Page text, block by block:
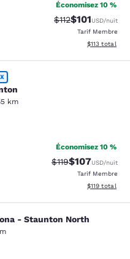
Économisez 10 %
Tarif barré :
$112Tarif réduit :
$101USD/nuit
Tarif Membre
Afficher les
$113 total
km
3150 commentaires
Économisez 10 %
Tarif barré :
$119Tarif réduit :
$107USD/nuit
Tarif Membre
Afficher les
$119 total
Staunton North
- Staunton North
643 commentaires